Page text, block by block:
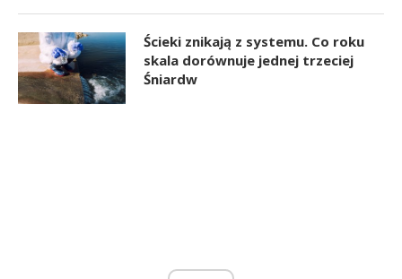
Ścieki znikają z systemu. Co roku
skala dorównuje jednej trzeciej
Śniardw